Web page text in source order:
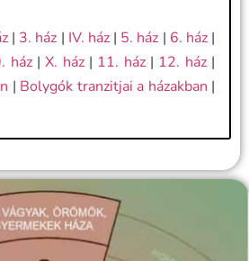
| 3. ház | IV. ház| 5. ház | 6. ház|
ház|X. ház| 11. ház| 12. ház|
| Bolygók tranzitjai a házakban |